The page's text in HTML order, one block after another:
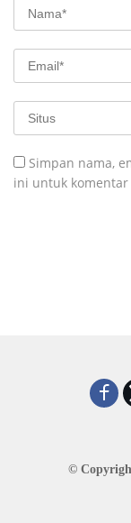
Simpan nama,
ini untuk
©